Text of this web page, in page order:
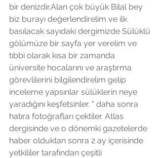
bir denizdir.Alan çok büyük Bilal bey
biz burayı değerlendirelim ve ilk
basılacak sayıdaki dergimizde Sülüklü
gölümüze bir sayfa yer verelim ve
tıbbi olarak kısa bir zamanda
üniversite hocalarını ve araştırma
görevlilerini bilgilendirelim gelip
inceleme yapsınlar sülüklerin neye
yaradığını keşfetsinler. " daha sonra
hatıra fotoğrafları çektiler. Atlas
dergisinde ve o dönemki gazetelerde
haber olduktan sonra 2 ay içerisinde
yetkililer tarafından çeşitli